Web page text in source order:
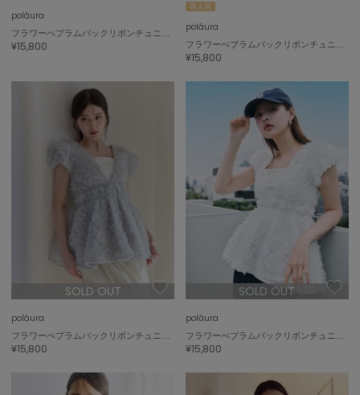
poláura
¥15,800
再入荷
poláura
¥15,800
SOLD OUT
poláura
¥15,800
SOLD OUT
poláura
¥15,800